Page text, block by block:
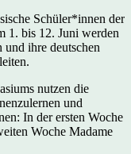
Schüler*innen der
1. bis 12. Juni werden
ihre deutschen
nutzen die
und
In der ersten Woche
Woche Madame